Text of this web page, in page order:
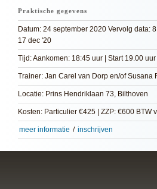
Praktische gegevens
Datum: 24 september 2020 Vervolg data:
17 dec '20
Tijd: Aankomen: 18:45 uur | Start 19.00
Trainer: Jan Carel van Dorp en/of Susana
Locatie: Prins Hendriklaan 73, Bilthoven
Kosten: Particulier €425 | ZZP: €600 BTW
meer informatie / inschrijven